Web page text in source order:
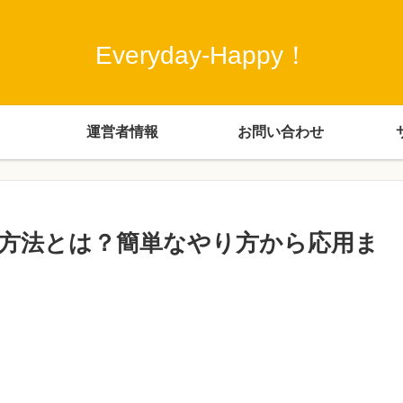
Everyday-Happy！
運営者情報 お問い合わせ
法とは？簡単なやり方から応用ま